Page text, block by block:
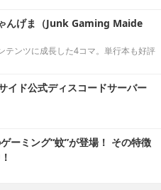
んげま（Junk Gaming Maide
ンツに成長した4コマ。単行本も好評
ド公式ディスコードサーバー
ーミング“蚊”が登場！ その特徴